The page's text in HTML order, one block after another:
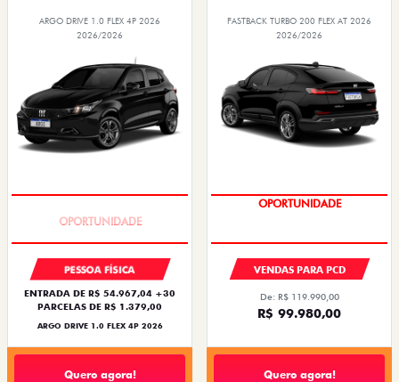
ARGO DRIVE 1.0 FLEX 4P 2026
2026/2026
PESSOA FÍSICA
ENTRADA DE R$ 54.967,04 +30
PARCELAS DE R$ 1.379,00
ARGO DRIVE 1.0 FLEX 4P 2026
Quero agora!
FASTBACK TURBO 200 FLEX AT 2026
2026/2026
OPORTUNIDADE
VENDAS PARA PCD
De: R$ 119.990,00
R$ 99.980,00
Quero agora!